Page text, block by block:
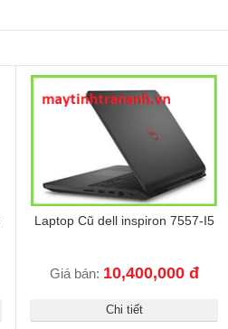
Laptop Cũ dell inspiron 7557-I5
Giá bán: 10,400,000 đ
Chi tiết